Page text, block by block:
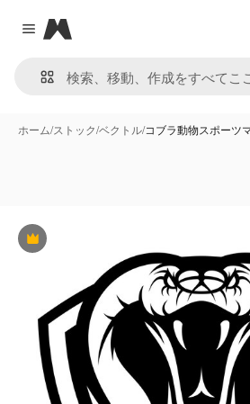
Close menu
Magnific
ホーム/ストック/ベクトル/コブラ動物スポーツ
Premium